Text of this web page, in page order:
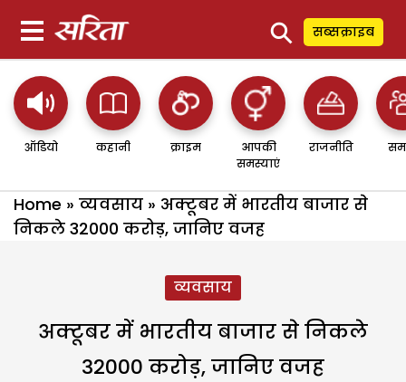
⚲ सब्सक्राइब
ऑडियो कहानी क्राइम
आपकी
समस्याएं
राजनीति
Home » व्यवसाय » अक्टूबर में भारतीय बाजार से
निकले 32000 करोड़, जानिए वजह
व्यवसाय
अक्टूबर में भारतीय बाजार से निकले
32000 करोड़, जानिए वजह